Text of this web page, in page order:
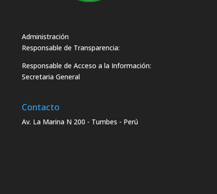
Administración
Responsable de Transparencia:
Responsable de Acceso a la Información:
Secretaria General
Contacto
Av. La Marina N 200 - Tumbes - Perú